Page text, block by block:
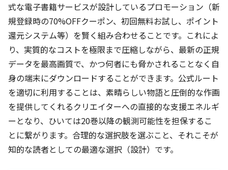
式な電子書籍サービスが設計しているプロモーション（新
規登録時の70%OFFクーポン、初回無料お試し、ポイント
還元システム等）を賢く組み合わせることです。これによ
り、実質的なコストを極限まで圧縮しながら、最新の正規
データを最高画質で、かつ何者にも脅かされることなく自
身の端末にダウンロードすることができます。公式ルート
を適切に利用することは、素晴らしい物語と圧倒的な作画
を提供してくれるクリエイターへの直接的な支援エネルギ
ーとなり、ひいては20巻以降の観測可能性を担保するこ
とに繋がります。合理的な選択肢を選ぶこと、それこそが
知的な読者としての最適な選択（設計）です。